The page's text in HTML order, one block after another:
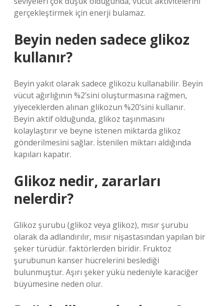
gerçekleştirmek için enerji bulamaz.
Beyin neden sadece glikoz
kullanır?
Beyin yakıt olarak sadece glikozu kullanabilir. Beyin
vücut ağırlığının %2’sini oluşturmasına rağmen,
yiyeceklerden alınan glikozun %20’sini kullanır.
Beyin aktif olduğunda, glikoz taşınmasını
kolaylaştırır ve beyne istenen miktarda glikoz
gönderilmesini sağlar. İstenilen miktarı aldığında
kapıları kapatır.
Glikoz nedir, zararları
nelerdir?
Glikoz şurubu (glikoz veya glikoz), mısır şurubu
olarak da adlandırılır, mısır nişastasından yapılan bir
şeker türüdür. faktörlerden biridir. Fruktoz
şurubunun kanser hücrelerini beslediği
bulunmuştur. Aşırı şeker yükü nedeniyle karaciğer
büyümesine neden olur.